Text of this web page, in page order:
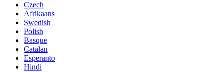
Czech
Afrikaans
Swedish
Polish
Basque
Catalan
Esperanto
Hindi